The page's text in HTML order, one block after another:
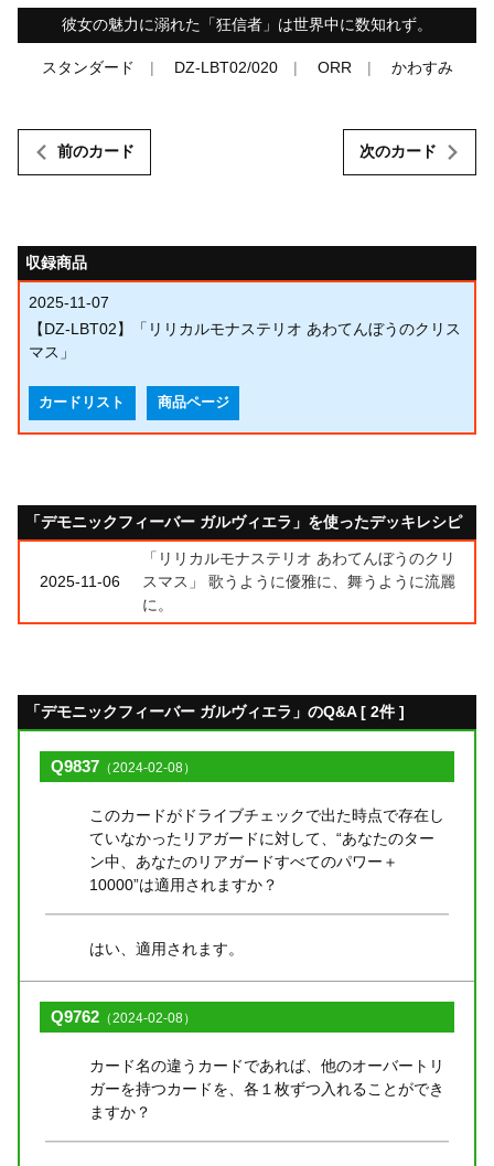
彼女の魅力に溺れた「狂信者」は世界中に数知れず。
スタンダード DZ-LBT02/020 ORR かわすみ
前のカード 次のカード
収録商品
2025-11-07
【DZ-LBT02】「リリカルモナステリオ あわてんぼうのクリス
マス」
カードリスト 商品ページ
「デモニックフィーバー ガルヴィエラ」を使ったデッキレシピ
2025-11-06
「リリカルモナステリオ あわてんぼうのクリ
スマス」 歌うように優雅に、舞うように流麗
に。
「デモニックフィーバー ガルヴィエラ」のQ&A [ 2件 ]
Q9837 （2024-02-08）
このカードがドライブチェックで出た時点で存在し
ていなかったリアガードに対して、“あなたのター
ン中、あなたのリアガードすべてのパワー＋
10000”は適用されますか？
はい、適用されます。
Q9762 （2024-02-08）
カード名の違うカードであれば、他のオーバートリ
ガーを持つカードを、各１枚ずつ入れることができ
ますか？